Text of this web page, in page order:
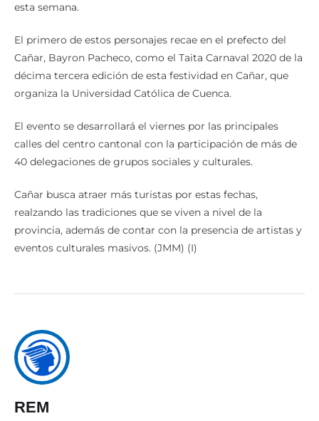
esta semana.
El primero de estos personajes recae en el prefecto del
Cañar, Bayron Pacheco, como el Taita Carnaval 2020 de la
décima tercera edición de esta festividad en Cañar, que
organiza la Universidad Católica de Cuenca.
El evento se desarrollará el viernes por las principales
calles del centro cantonal con la participación de más de
40 delegaciones de grupos sociales y culturales.
Cañar busca atraer más turistas por estas fechas,
realzando las tradiciones que se viven a nivel de la
provincia, además de contar con la presencia de artistas y
eventos culturales masivos. (JMM) (I)
REM